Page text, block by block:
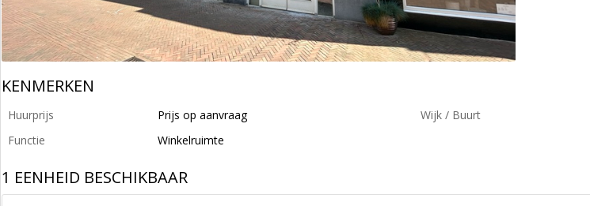
KENMERKEN
Huurprijs
Prijs op aanvraag
Functie
Winkelruimte
Wijk / Buurt
1 EENHEID BESCHIKBAAR